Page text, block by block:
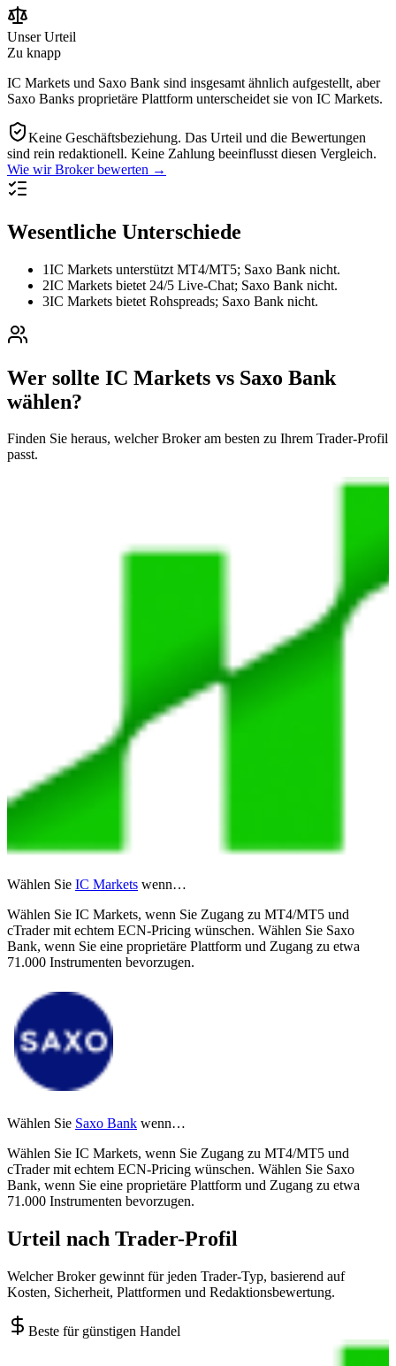
Unser Urteil
Zu knapp
IC Markets und Saxo Bank sind insgesamt ähnlich aufgestellt, aber
Saxo Banks proprietäre Plattform unterscheidet sie von IC Markets.
Keine Geschäftsbeziehung. Das Urteil und die Bewertungen
sind rein redaktionell. Keine Zahlung beeinflusst diesen Vergleich.
Wie wir Broker bewerten →
Wesentliche Unterschiede
1IC Markets unterstützt MT4/MT5; Saxo Bank nicht.
2IC Markets bietet 24/5 Live-Chat; Saxo Bank nicht.
3IC Markets bietet Rohspreads; Saxo Bank nicht.
Wer sollte IC Markets vs Saxo Bank
wählen?
Finden Sie heraus, welcher Broker am besten zu Ihrem Trader-Profil
passt.
Wählen Sie IC Markets wenn…
Wählen Sie IC Markets, wenn Sie Zugang zu MT4/MT5 und
cTrader mit echtem ECN-Pricing wünschen. Wählen Sie Saxo
Bank, wenn Sie eine proprietäre Plattform und Zugang zu etwa
71.000 Instrumenten bevorzugen.
Wählen Sie Saxo Bank wenn…
Wählen Sie IC Markets, wenn Sie Zugang zu MT4/MT5 und
cTrader mit echtem ECN-Pricing wünschen. Wählen Sie Saxo
Bank, wenn Sie eine proprietäre Plattform und Zugang zu etwa
71.000 Instrumenten bevorzugen.
Urteil nach Trader-Profil
Welcher Broker gewinnt für jeden Trader-Typ, basierend auf
Kosten, Sicherheit, Plattformen und Redaktionsbewertung.
Beste für günstigen Handel